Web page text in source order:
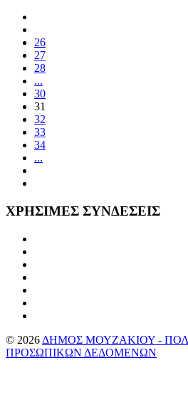
26
27
28
...
30
31
32
33
34
...
ΧΡΗΣΙΜΕΣ ΣΥΝΔΕΣΕΙΣ
© 2026 ΔΗΜΟΣ ΜΟΥΖΑΚΙΟΥ -
ΠΡΟΣΩΠΙΚΩΝ ΔΕΔΟΜΕΝΩΝ